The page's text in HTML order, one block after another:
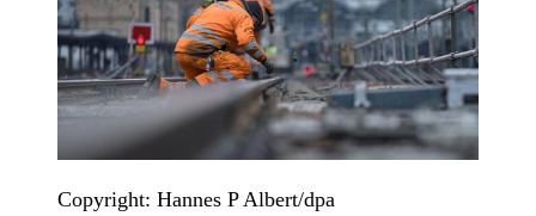
Copyright: Hannes P Albert/dpa